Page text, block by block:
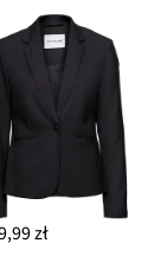
zł